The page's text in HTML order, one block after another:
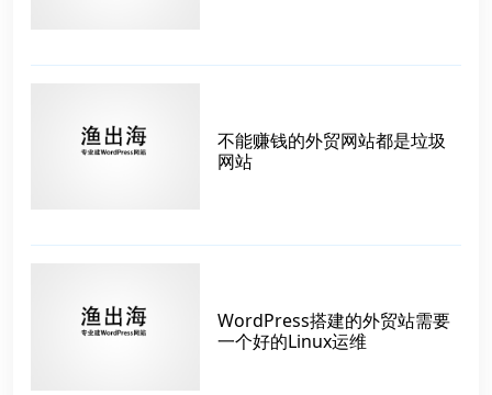
不能赚钱的外贸网站都是垃圾
网站
WordPress搭建的外贸站需要
一个好的Linux运维